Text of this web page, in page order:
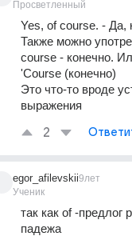
Просветленный
Yes, of course. - Да,
Также можно
course - конечно.
'Course (конечно)
Это что-то вроде
выражения
2
egor_afilevskii
Ученик
9лет
так как of -предлог
падежа